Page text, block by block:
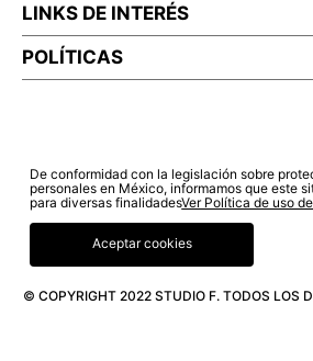
LINKS DE INTERÉS
POLÍTICAS
© COPYRIGHT 2022 STUDIO F. TODOS LOS
De conformidad con la legislación sobre
personales en México, informamos que este
para diversas finalidadesVer Política de uso
Aceptar cookies